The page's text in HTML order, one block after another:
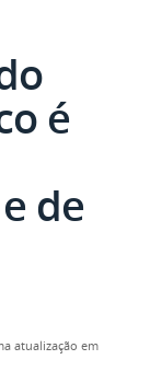
é
de
atualização em